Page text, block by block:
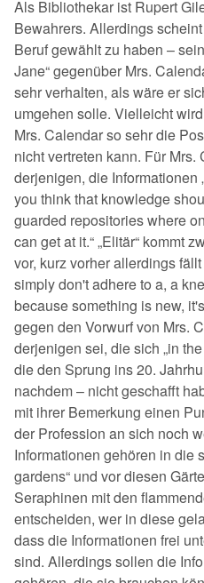
Als Bibliothekar ist Rupert
Bewahrers. Allerdings
Beruf gewählt zu haben –
Jane“ gegenüber Mrs.
sehr verhalten, als wäre er
umgehen solle. Vielleicht
Mrs. Calendar so sehr die
nicht vertreten kann. Für
derjenigen, die Informationen
you think that knowledge
guarded repositories where
can get at it.“ „Elitär“ kommt
vor, kurz vorher allerdings fällt
simply don't adhere to a, a
because something is new,
gegen den Vorwurf von Mrs.
derjenigen sei, die sich „in
die den Sprung ins 20.
nachdem – nicht geschafft
mit ihrer Bemerkung einen
der Profession an sich noch
Informationen gehören in die
gardens“ und vor diesen
Seraphinen mit den
entscheiden, wer in diese
dass die Informationen frei
sind. Allerdings sollen die